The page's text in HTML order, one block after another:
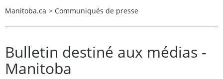
Manitoba.ca > Communiqués de presse
Bulletin destiné aux médias -
Manitoba